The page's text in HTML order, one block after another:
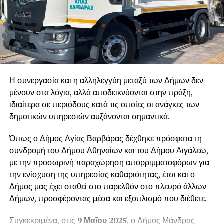
Η συνεργασία και η αλληλεγγύη μεταξύ των Δήμων δεν
μένουν στα λόγια, αλλά αποδεικνύονται στην πράξη,
ιδιαίτερα σε περιόδους κατά τις οποίες οι ανάγκες των
δημοτικών υπηρεσιών αυξάνονται σημαντικά.
Όπως ο Δήμος Αγίας Βαρβάρας δέχθηκε πρόσφατα τη
συνδρομή του Δήμου Αθηναίων και του Δήμου Αιγάλεω,
με την προσωρινή παραχώρηση απορριμματοφόρων για
την ενίσχυση της υπηρεσίας καθαριότητας, έτσι και ο
Δήμος μας έχει σταθεί στο παρελθόν στο πλευρό άλλων
Δήμων, προσφέροντας μέσα και εξοπλισμό που διέθετε.
Συγκεκριμένα, στις 9 Μαΐου 2025, ο Δήμος Μάνδρας–